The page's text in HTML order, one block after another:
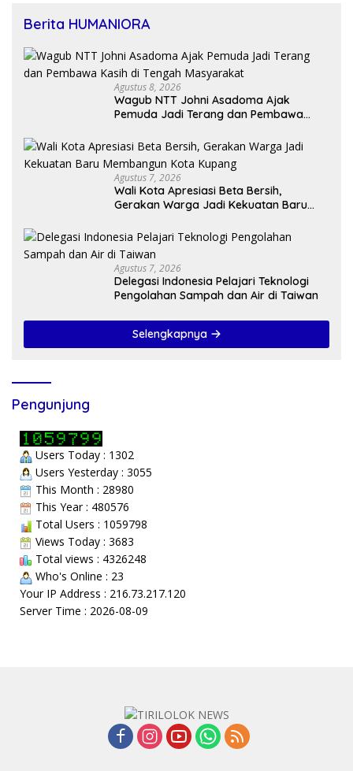
Berita HUMANIORA
Agustus 8, 2026
Wagub NTT Johni Asadoma Ajak
Pemuda Jadi Terang dan Pembawa
Agustus 7, 2026
Wali Kota Apresiasi Beta Bersih,
Gerakan Warga Jadi Kekuatan Baru
Agustus 7, 2026
Delegasi Indonesia Pelajari Teknologi
Pengolahan Sampah dan Air di Taiwan
Selengkapnya
Pengunjung
Users Today : 1302
Users Yesterday : 3055
This Month : 28980
This Year : 480576
Total Users : 1059798
Views Today : 3683
Total views : 4326248
Who's Online : 23
Your IP Address : 216.73.217.120
Server Time : 2026-08-09